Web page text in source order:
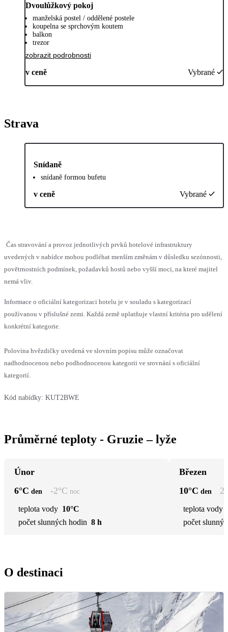
Dvoulůžkový pokoj
manželská postel / oddělené postele
koupelna se sprchovým koutem
balkon
trezor
zobrazit podrobnosti
v ceně Vybrané
Strava
Snídaně
snídaně formou bufetu
v ceně Vybrané
Čas stravování a provoz jednotlivých prvků hotelové infrastruktury
uvedených v nabídce mohou podléhat menším změnám v důsledku sezónnosti,
povětrnostních podmínek, požadavků hostů nebo vyšší moci, na které majitel
nemá vliv.
Informace o oficiální kategorizaci hotelu je v souladu s kategorizací
používanou v příslušné zemi. Každá země uplatňuje vlastní kritéria pro udělení
konkrétní kategorie.
Polovina hvězdičky uvedená ve slovním popisu může označovat
nadhodnocenou nebo podhodnocenou kategorii ve srovnání s oficiální
kategorií.
Kód nabídky: KUT2BWE
Průměrné teploty - Gruzie – lyže
Únor
6°C den -2°C noc
teplota vody 10°C
počet slunných hodin 8 h
Březen
10°C den 2
teplota vody
počet
O destinaci